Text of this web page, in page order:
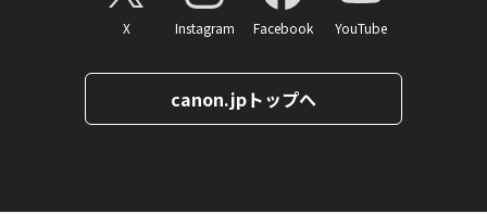
X Instagram Facebook YouTube
canon.jpトップへ